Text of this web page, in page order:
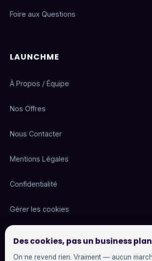
Foire aux Questions
LAUNCHME
À Propos / Équipe
Nos Offres
Nous Contacter
Mentions Légales
Confidentialité
Gérer les cookies
CGV
Des cookies, pas un business plan
On ne revend rien. Vraiment — aucun